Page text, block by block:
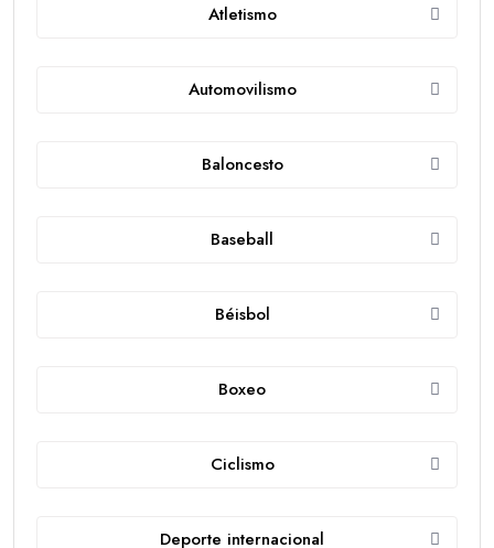
Atletismo
Automovilismo
Baloncesto
Baseball
Béisbol
Boxeo
Ciclismo
Deporte internacional